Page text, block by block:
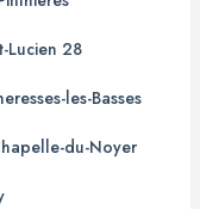
Lucien 28
les-Basses
du-Noyer